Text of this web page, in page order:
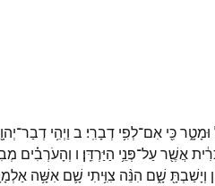
וּמָטָ֑רכִּ֖י אִם־לְפִ֥י דְבָרִֽי׃ ב וַיְהִ֥י דְבַר־
אֲשֶׁ֖רעַל־פְּנֵ֥י הַיַּרְדֵּֽן׃ ו וְהָעֹרְבִ֗ים
וְיָשַׁבְתָּ֖ שָׁ֑ם הִנֵּ֨ה צִוִּ֥יתִי שָׁ֛ם אִשָּׁ֥ה